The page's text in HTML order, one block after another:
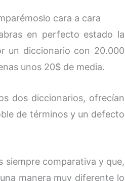
cara a cara
en perfecto estado la
un diccionario con 20.000
unos 20$ de media.
dos diccionarios, ofrecían
de términos y un defecto
siempre comparativa y que,
manera muy diferente lo